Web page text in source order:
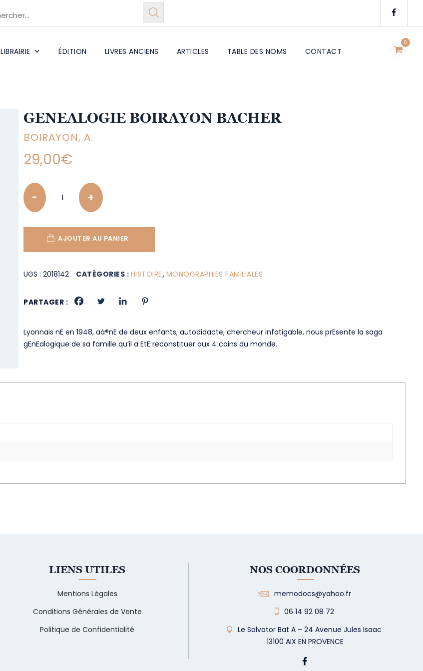
0
LIBRAIRIE ÉDITION LIVRES ANCIENS ARTICLES TABLE DES NOMS CONTACT
GENEALOGIE BOIRAYON BACHER
BOIRAYON, A.
29,00€
Quantity
AJOUTER AU PANIER
UGS :2018142 CATÉGORIES : HISTOIRE, MONOGRAPHIES FAMILIALES
PARTAGER :
Lyonnais nE en 1948, aà®nE de deux enfants, autodidacte, chercheur infatigable, nous prEsente la saga
gEnEalogique de sa famille qu’il a EtE reconstituer aux 4 coins du monde.
LIENS UTILES
Mentions Légales
Conditions Générales de Vente
Politique de Confidentialité
NOS COORDONNÉES
memodocs@yahoo.fr
06 14 92 08 72
Le Salvator Bat A – 24 Avenue Jules Isaac
13100 AIX EN PROVENCE